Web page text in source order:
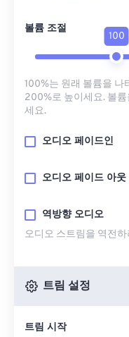
볼륨 조절
100
100%는 원래 볼륨을 나
200%로 높이세요. 볼
세요.
오디오 페이드인
오디오 페이드 아웃
역방향 오디오
오디오 스트림을 역전
트림 설정
트림 시작